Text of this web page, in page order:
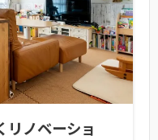
リノベーショ